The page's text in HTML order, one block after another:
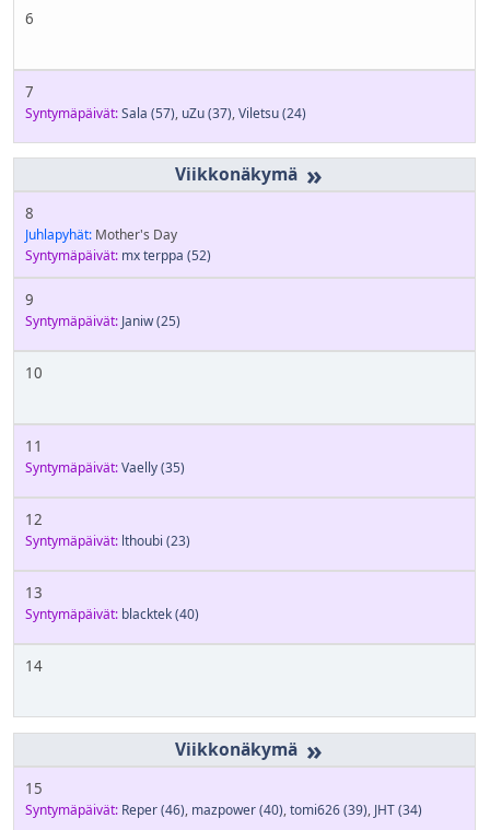
6
7
Syntymäpäivät:Sala (57), uZu(37),Viletsu(24)
»
8
Juhlapyhät: Mother's Day
Syntymäpäivät: mx terppa (52)
9
Syntymäpäivät: Janiw(25)
10
11
Syntymäpäivät:Vaelly(35)
12
Syntymäpäivät: lthoubi (23)
13
Syntymäpäivät: blacktek(40)
14
»
15
Syntymäpäivät: Reper(46), mazpower(40),tomi626(39), JHT(34)